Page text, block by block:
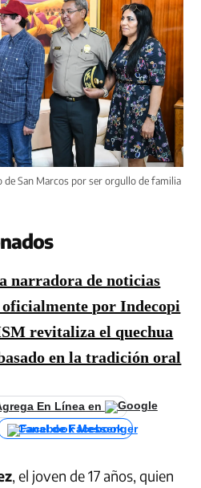
San Marcos por ser orgullo de familia
de noticias
por Indecopi
revitaliza el quechua
en la tradición oral
En Línea en
Canal de Facebook
, el joven de 17 años, quien